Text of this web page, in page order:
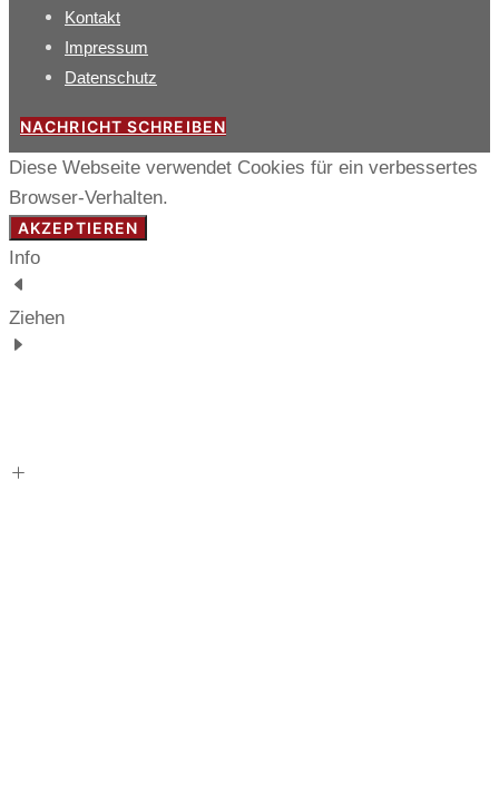
Kontakt
Impressum
Datenschutz
NACHRICHT SCHREIBEN
Diese Webseite verwendet Cookies für ein verbessertes
Browser-Verhalten.
AKZEPTIEREN
Info
Ziehen